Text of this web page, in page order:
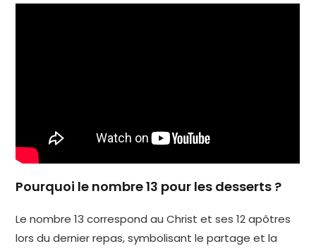
Pourquoi le nombre 13 pour les desserts ?
Le nombre 13 correspond au Christ et ses 12 apôtres
lors du dernier repas, symbolisant le partage et la